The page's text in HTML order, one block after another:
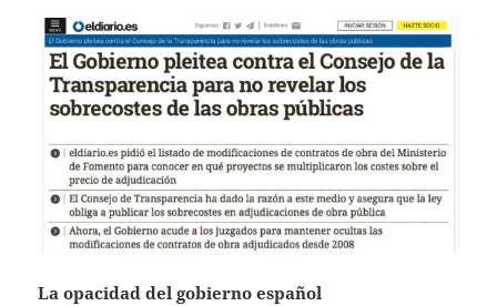
La opacidad del gobierno español